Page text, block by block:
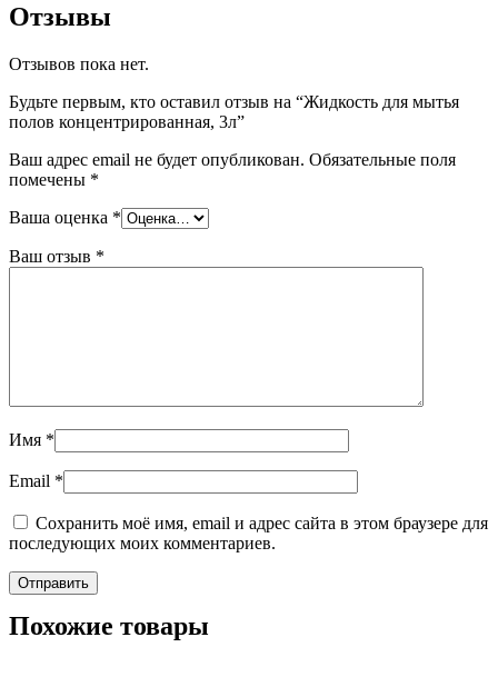
Отзывы
Отзывов пока нет.
Будьте первым, кто оставил отзыв на “Жидкость для мытья
полов концентрированная, 3л”
Ваш адрес email не будет опубликован. Обязательные поля
помечены *
Ваша оценка *
Ваш отзыв *
Имя *
Email *
Сохранить моё имя, email и адрес сайта в этом браузере для
последующих моих комментариев.
Похожие товары